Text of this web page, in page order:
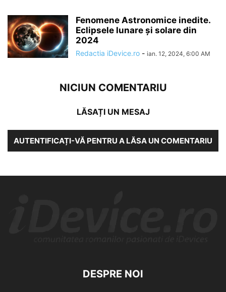
Fenomene Astronomice inedite.
Eclipsele lunare și solare din
2024
Redactia iDevice.ro - ian. 12, 2024, 6:00 AM
NICIUN COMENTARIU
LĂSAȚI UN MESAJ
AUTENTIFICAȚI-VĂ PENTRU A LĂSA UN COMENTARIU
DESPRE NOI